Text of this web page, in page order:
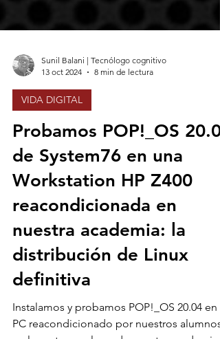
Sunil Balani | Tecnólogo cognitivo
13 oct 2024
8 min de lectura
VIDA DIGITAL
Probamos POP!_OS
de System76 en una
Workstation HP Z400
reacondicionada en